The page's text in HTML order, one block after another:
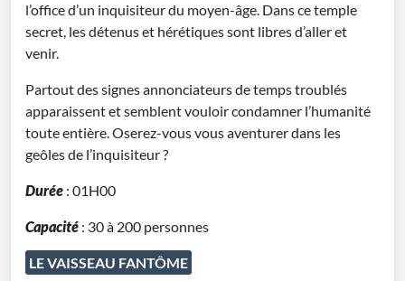
l’office d’un inquisiteur du moyen-âge. Dans ce temple
secret, les détenus et hérétiques sont libres d’aller et
venir.
Partout des signes annonciateurs de temps troublés
apparaissent et semblent vouloir condamner l’humanité
toute entière. Oserez-vous vous aventurer dans les
geôles de l’inquisiteur ?
Durée : 01H00
Capacité : 30 à 200 personnes
LE VAISSEAU FANTÔME